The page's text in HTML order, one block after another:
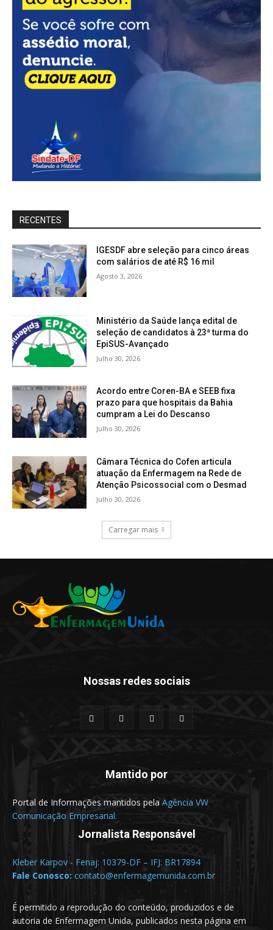
RECENTES
IGESDF abre seleção para cinco áreas
com salários de até R$ 16 mil
Agosto 3, 2026
Ministério da Saúde lança edital de
seleção de candidatos à 23ª turma do
EpiSUS-Avançado
Julho 30, 2026
Acordo entre Coren-BA e SEEB fixa
prazo para que hospitais da Bahia
cumpram a Lei do Descanso
Julho 30, 2026
Câmara Técnica do Cofen articula
atuação da Enfermagem na Rede de
Atenção Psicossocial com o Desmad
Julho 30, 2026
Carregar mais
Nossas redes sociais
Mantido por
Portal de Informações mantidos pela Agência VW
Comunicação Empresarial.
Jornalista Responsável
Kleber Karpov - Fenaj: 10379-DF – IFJ: BR17894
Fale Conosco: contato@enfermagemunida.com.br
É permitido a reprodução do conteúdo, produzidos e de
autoria de Enfermagem Unida, publicados nesta página em